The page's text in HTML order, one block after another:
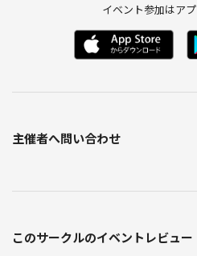
イベント参加はア
主催者へ問い合わせ
このサークルのイベントレビュー